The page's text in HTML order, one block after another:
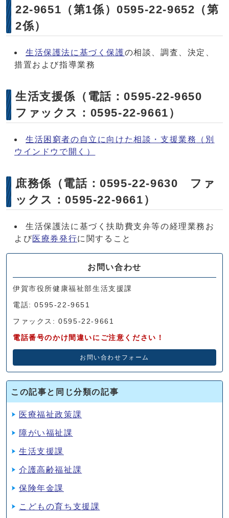
22-9651（第1係）0595-22-9652（第
2係）
生活保護法に基づく保護の相談、調査、決定、
措置および指導業務
生活支援係（電話：0595-22-9650
ファックス：0595-22-9661）
生活困窮者の自立に向けた相談・支援業務
（別
ウインドウで開く）
庶務係（電話：0595-22-9630 ファ
ックス：0595-22-9661）
生活保護法に基づく扶助費支弁等の経理業務お
よび医療券発行に関すること
お問い合わせ
伊賀市役所健康福祉部生活支援課
電話: 0595-22-9651
ファックス: 0595-22-9661
電話番号のかけ間違いにご注意ください！
お問い合わせフォーム
この記事と同じ分類の記事
医療福祉政策課
障がい福祉課
生活支援課
介護高齢福祉課
保険年金課
こどもの育ち支援課